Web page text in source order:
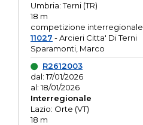
Umbria: Terni (TR)
18 m
competizione interregionale
11027 - Arcieri Citta' Di Terni
Sparamonti, Marco
R2612003
dal: 17/01/2026
al: 18/01/2026
Interregionale
Lazio: Orte (VT)
18 m